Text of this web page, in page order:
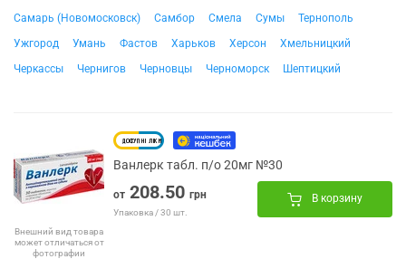
Самарь (Новомосковск)
Самбор Смела Сумы
Тернополь
Ужгород
Умань Фастов Харьков Херсон
Хмельницкий
Черкассы
Чернигов Черновцы Черноморск Шептицкий
Внешний вид товара
может отличаться от
фотографии
Ванлерк табл. п/о 20мг №30
от 208.50 грн
Упаковка / 30 шт.
В корзину